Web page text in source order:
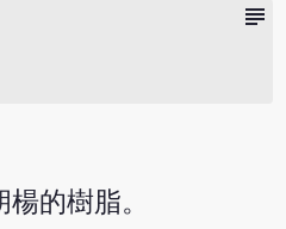
subject
的樹脂。